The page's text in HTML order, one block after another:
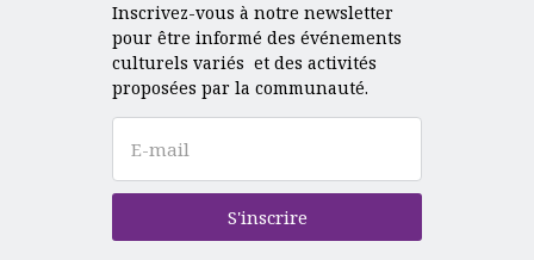
Inscrivez-vous à notre newsletter
pour être informé des événements
culturels variés et des activités
proposées par la communauté.
S'inscrire